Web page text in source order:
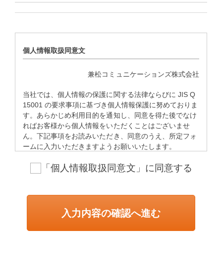
個人情報取扱同意文
兼松コミュニケーションズ株式会社
当社では、個人情報の保護に関する法律ならびに JIS Q
15001 の要求事項に基づき個人情報保護に努めておりま
す。あらかじめ利用目的を通知し、同意を得た後でなけ
ればお客様から個人情報をいただくことはございませ
ん。下記事項をお読みいただき、同意のうえ、所定フォ
ームに入力いただきますようお願いいたします。
個人情報の利用目的
所などを取得させていただきます。また、お預かりし
た個人情報は、あらかじめご本人の同意なく他の目的
で利用することはありません。
「個人情報取扱同意文」に同意する
入力内容の確認へ進む